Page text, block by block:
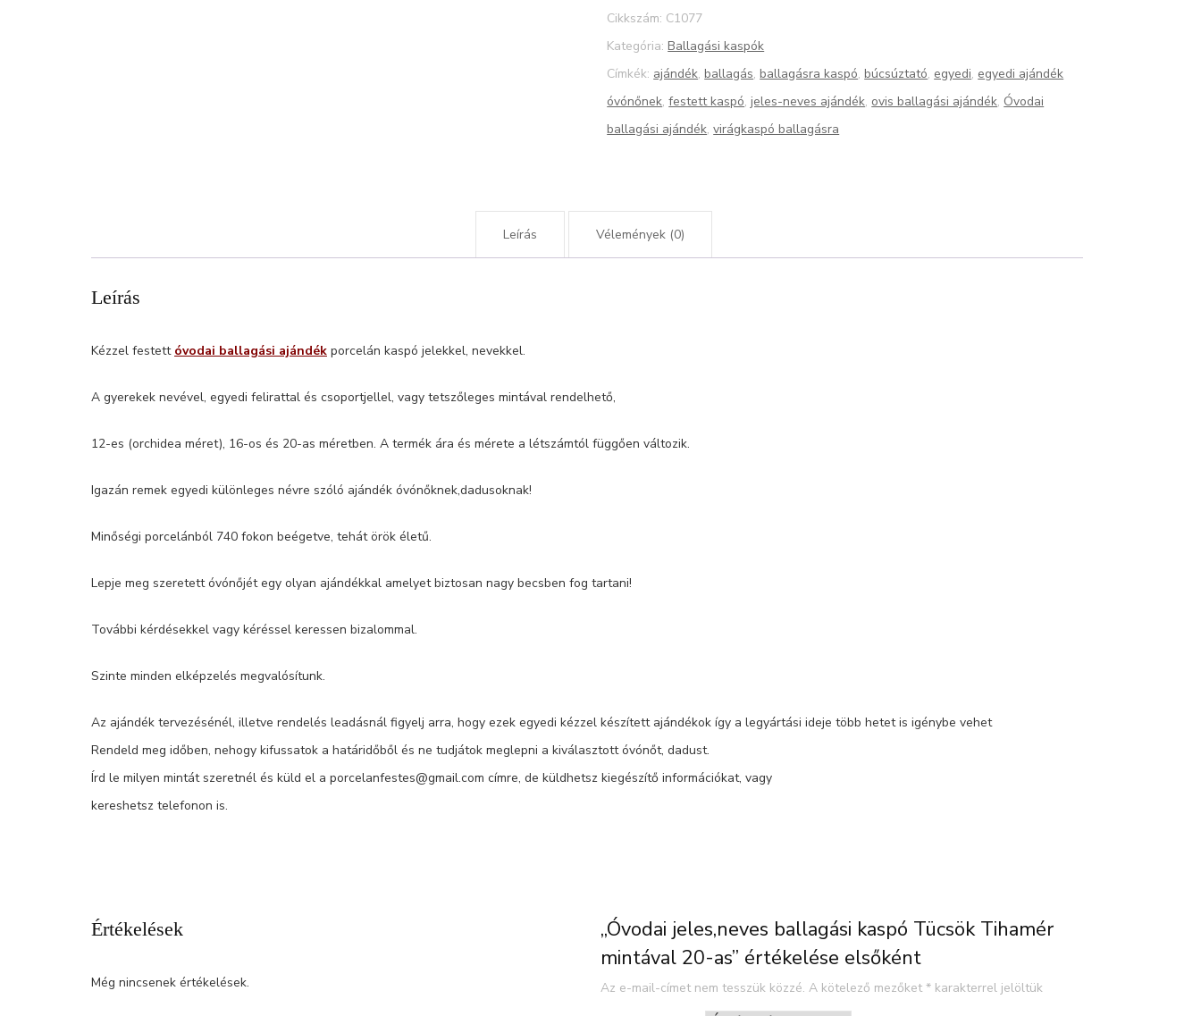
mintával
20-
as
mennyiség
Cikkszám: C1077
Kategória:Ballagási kaspók
Címkék: ajándék,ballagás,ballagásra kaspó,búcsúztató, egyedi, egyedi ajándék
óvónőnek,festett kaspó,jeles-neves ajándék, ovis ballagási ajándék, Óvodai
ballagási ajándék,virágkaspó ballagásra
Leírás Vélemények (0)
Leírás
Kézzel festett óvodai ballagási ajándék porcelán kaspó jelekkel, nevekkel.
A gyerekek nevével, egyedi felirattal és csoportjellel, vagy tetszőleges mintával rendelhető,
12-es (orchidea méret), 16-os és 20-as méretben. A termék ára és mérete a létszámtól függően változik.
Igazán remek egyedi különleges névre szóló ajándék óvónőknek,dadusoknak!
Minőségi porcelánból 740 fokon beégetve, tehát örök életű.
Lepje meg szeretett óvónőjét egy olyan ajándékkal amelyet biztosan nagy becsben fog tartani!
További kérdésekkel vagy kéréssel keressen bizalommal.
Szinte minden elképzelés megvalósítunk.
Az ajándék tervezésénél, illetve rendelés leadásnál figyelj arra, hogy ezek egyedi kézzel készített ajándékok így a legyártási ideje több hetet is igénybe vehet
Rendeld meg időben, nehogy kifussatok a határidőből és ne tudjátok meglepni a kiválasztott óvónőt, dadust.
Írd le milyen mintát szeretnél és küld el a porcelanfestes@gmail.com címre, de küldhetsz kiegészítő információkat, vagy
kereshetsz telefonon is.
Értékelések
Még nincsenek értékelések.
„Óvodai jeles,neves ballagási kaspó Tücsök Tihamér
mintával 20-as” értékelése elsőként
Az e-mail-címet nem tesszük közzé. A kötelező mezőket* karakterrel jelöltük